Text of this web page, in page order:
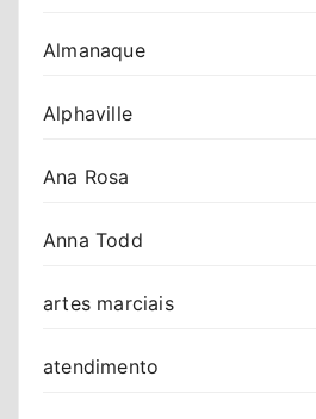
Almanaque
Alphaville
Ana Rosa
Anna Todd
artes marciais
atendimento